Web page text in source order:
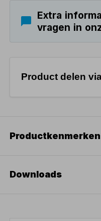
Extra
vragen in
Product delen
Productkenmerken
Downloads